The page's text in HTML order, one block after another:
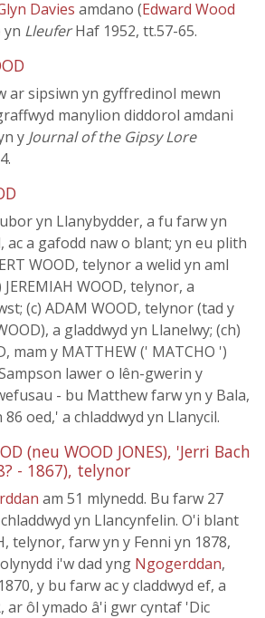
Davies amdano (Edward Wood
yn LleuferHaf 1952, tt.57-65.
ar sipsiwn yn gyffredinol mewn
manylion diddorol amdani
y Journal of the Gipsy Lore
yn Llanybydder, a fu farw yn
ac a gafodd naw o blant; yn eu plith
WOOD, telynor a welid yn aml
WOOD, telynor, a
(c) ADAM WOOD, telynor (tad y
a gladdwyd yn Llanelwy; (ch)
mam y MATTHEW (' MATCHO ')
lawer o lên-gwerin y
- bu Matthew farw yn y Bala,
oed,' a chladdwyd yn Llanycil.
(neu WOOD JONES), 'Jerri Bach
- 1867), telynor
am 51 mlynedd. Bu farw 27
yn Llancynfelin. O'i blant
telynor, farw yn y Fenni yn 1878,
i'w dad yng Ngogerddan,
y bu farw ac y claddwyd ef, a
ar ôl ymado â'i gwr cyntaf 'Dic